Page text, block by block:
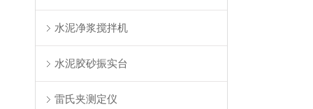
水泥净浆搅拌机
水泥胶砂振实台
雷氏夹测定仪